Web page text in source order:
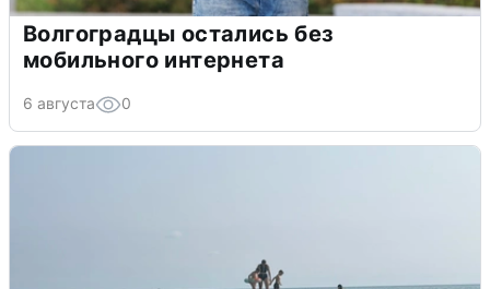
Волгоградцы остались без
мобильного интернета
6 августа 0